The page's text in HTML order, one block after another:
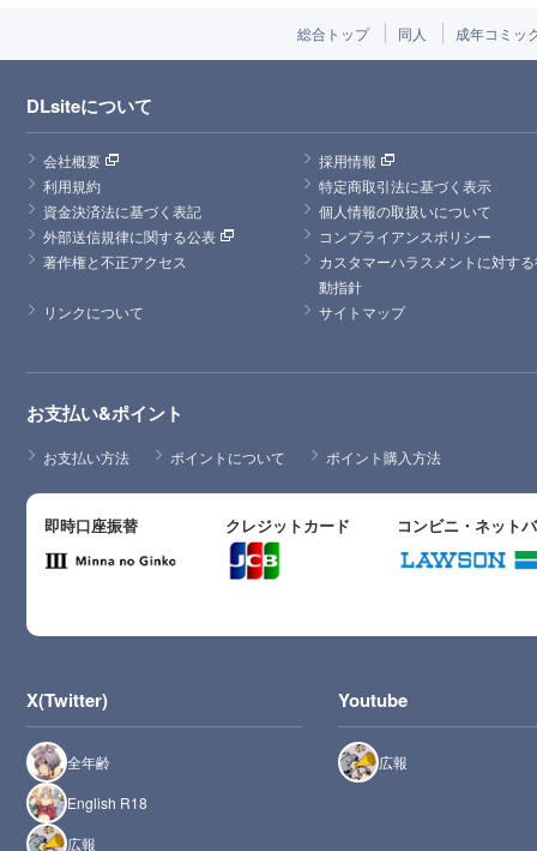
総合トップ 同人 成年コミッ
DLsiteについて
会社概要
採用情報
利用規約
特定商取引法に基づく表示
資金決済法に基づく表記
個人情報の取扱いについて
外部送信規律に関する公表
コンプライアンスポリシー
著作権と不正アクセス
カスタマーハラスメントに対す
動指針
リンクについて
サイトマップ
お支払い&ポイント
お支払い方法 ポイントについて ポイント購入方法
即時口座振替 クレジットカード コンビニ・ネット
X(Twitter)
全年齢
English R18
広報
Youtube
広報